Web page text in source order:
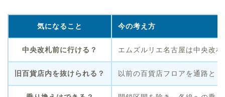
気になること 今の考え方
中央改札前に行ける？ エムズルリエ名古屋は中央改
旧百貨店内を抜けられる？ 以前の百貨店フロアを通路と